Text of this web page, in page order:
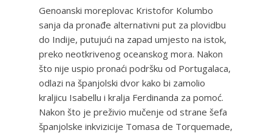
Genoanski moreplovac Kristofor Kolumbo
sanja da pronađe alternativni put za plovidbu
do Indije, putujući na zapad umjesto na istok,
preko neotkrivenog oceanskog mora. Nakon
što nije uspio pronaći podršku od Portugalaca,
odlazi na španjolski dvor kako bi zamolio
kraljicu Isabellu i kralja Ferdinanda za pomoć.
Nakon što je preživio mučenje od strane šefa
španjolske inkvizicije Tomasa de Torquemade,